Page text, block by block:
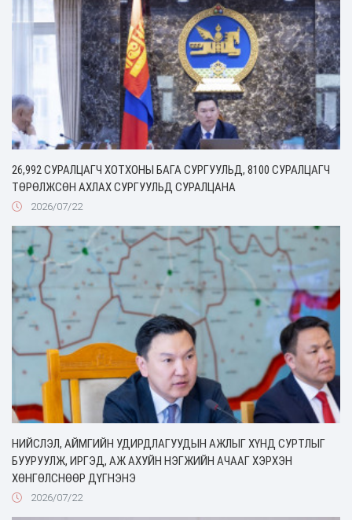
26,992 СУРАЛЦАГЧ ХОТХОНЫ БАГА СУРГУУЛЬД, 8100 СУРАЛЦАГЧ
ТӨРӨЛЖСӨН АХЛАХ СУРГУУЛЬД СУРАЛЦАНА
2026/07/22
НИЙСЛЭЛ, АЙМГИЙН УДИРДЛАГУУДЫН АЖЛЫГ ХҮНД СУРТЛЫГ
БУУРУУЛЖ, ИРГЭД, АЖ АХУЙН НЭГЖИЙН АЧААГ ХЭРХЭН
ХӨНГӨЛСНӨӨР ДҮГНЭНЭ
2026/07/22